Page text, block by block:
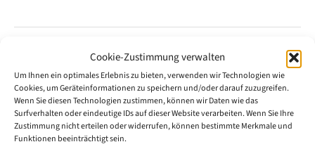
Cookie-Zustimmung verwalten
Um Ihnen ein optimales Erlebnis zu bieten, verwenden wir Technologien wie
Cookies, um Geräteinformationen zu speichern und/oder darauf zuzugreifen.
Wenn Sie diesen Technologien zustimmen, können wir Daten wie das
Surfverhalten oder eindeutige IDs auf dieser Website verarbeiten. Wenn Sie Ihre
Zustimmung nicht erteilen oder widerrufen, können bestimmte Merkmale und
Funktionen beeinträchtigt sein.
fallen
März
3
2026